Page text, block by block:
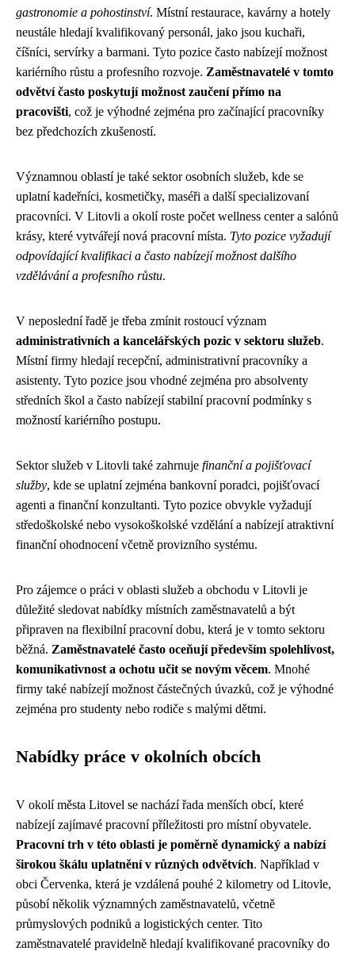
gastronomie a pohostinství. Místní restaurace, kavárny a hotely
neustále hledají kvalifikovaný personál, jako jsou kuchaři,
číšníci, servírky a barmani. Tyto pozice často nabízejí možnost
kariérního růstu a profesního rozvoje. Zaměstnavatelé v tomto
odvětví často poskytují možnost zaučení přímo na
pracovišti, což je výhodné zejména pro začínající pracovníky
bez předchozích zkušeností.
Významnou oblastí je také sektor osobních služeb, kde se
uplatní kadeřníci, kosmetičky, maséři a další specializovaní
pracovníci. V Litovli a okolí roste počet wellness center a salónů
krásy, které vytvářejí nová pracovní místa. Tyto pozice vyžadují
odpovídající kvalifikaci a často nabízejí možnost dalšího
vzdělávání a profesního růstu.
V neposlední řadě je třeba zmínit rostoucí význam
administrativních a kancelářských pozic v sektoru služeb.
Místní firmy hledají recepční, administrativní pracovníky a
asistenty. Tyto pozice jsou vhodné zejména pro absolventy
středních škol a často nabízejí stabilní pracovní podmínky s
možností kariérního postupu.
Sektor služeb v Litovli také zahrnuje finanční a pojišťovací
služby, kde se uplatní zejména bankovní poradci, pojišťovací
agenti a finanční konzultanti. Tyto pozice obvykle vyžadují
středoškolské nebo vysokoškolské vzdělání a nabízejí atraktivní
finanční ohodnocení včetně provizního systému.
Pro zájemce o práci v oblasti služeb a obchodu v Litovli je
důležité sledovat nabídky místních zaměstnavatelů a být
připraven na flexibilní pracovní dobu, která je v tomto sektoru
běžná. Zaměstnavatelé často oceňují především spolehlivost,
komunikativnost a ochotu učit se novým věcem. Mnohé
firmy také nabízejí možnost částečných úvazků, což je výhodné
zejména pro studenty nebo rodiče s malými dětmi.
Nabídky práce v okolních obcích
V okolí města Litovel se nachází řada menších obcí, které
nabízejí zajímavé pracovní příležitosti pro místní obyvatele.
Pracovní trh v této oblasti je poměrně dynamický a nabízí
širokou škálu uplatnění v různých odvětvích. Například v
obci Červenka, která je vzdálená pouhé 2 kilometry od Litovle,
působí několik významných zaměstnavatelů, včetně
průmyslových podniků a logistických center. Tito
zaměstnavatelé pravidelně hledají kvalifikované pracovníky do